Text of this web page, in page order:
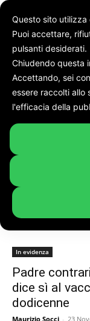
Padre contrario
Tag:
In evidenza
Padre
dice sì al
dodicenne
Maurizio Socci - 23
Questo sito
Puoi accettare,
pulsanti desiderati.
Chiudendo questa
Accettando, sei
essere raccolti allo
l'efficacia della